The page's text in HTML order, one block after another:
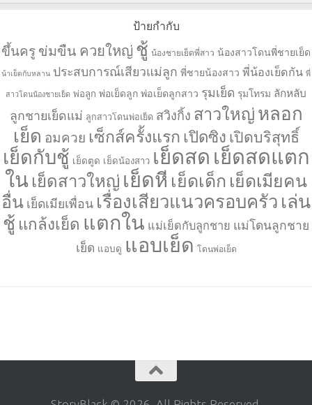
ป้ายกำกับ
ขึ้นครู ข่มขืน ควยใหญ่ ชู้ น้องชายเย็ดพี่สาว น้องสาวโดนพี่ชายเย็ด
น้าเย็ดกับหลาน ประสบการณ์เสียวแม่ลูก พี่ชายน้องสาว พี่น้องเย็ดกัน พี่
สาวโดนน้องชายเย็ด พ่อลูก พ่อเย็ดลูก พ่อเย็ดลูกสาว รุมเย็ด รุมโทรม ลักหลับ
ลูกชายเย็ดแม่ ลูกสาวโดนพ่อเย็ด สวิงกิ้ง สาวใหญ่ หลอก
เย็ด อมควย เซ็กส์ครั้งแรก เปิดซิง เปิดบริสุทธิ์
เย็ดกับชู้ เย็ดตูด เย็ดน้องสาว เย็ดสด เย็ดสดแตก
ใน เย็ดสาวใหญ่ เย็ดหี เย็ดเด็ก เย็ดเมียคน
อื่น เย็ดเมียเพื่อน เรื่องเสียวแนวครอบครัว เล่น
ชู้ แกล้งเย็ด แตกใน แม่เย็ดกับลูกชาย แม่โดนลูกชาย
เย็ด แอบดู แอบเย็ด โดนพ่อเย็ด